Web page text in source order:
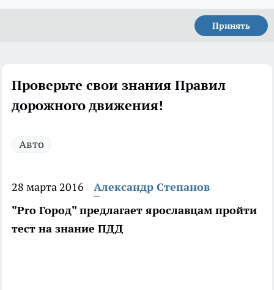
Принять
Проверьте свои знания Правил
дорожного движения!
Авто
28 марта 2016
Александр Степанов
"Pro Город" предлагает ярославцам пройти
тест на знание ПДД